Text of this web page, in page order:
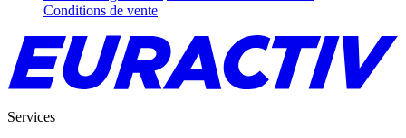
Conditions de vente
Services